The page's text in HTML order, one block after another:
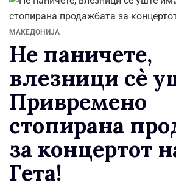
МАКЕДОНИЈА
Не паничете,
влезници сè
Привремено
стопирана
за концертот
Гета!